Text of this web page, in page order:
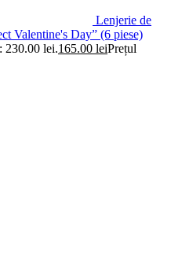
Lenjerie de
Valentine's Day” (6 piese)
230.00 lei.165.00 leiPrețul